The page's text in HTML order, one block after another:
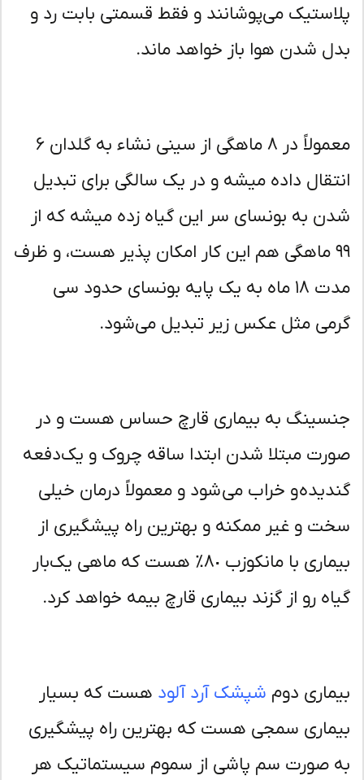
می‌پوشانند و فقط قسمتی بابت رد و
شدن هوا باز خواهد ماند.
معمولاً در ٨ ماهگی از سینی نشاء به گلدان ۶
داده میشه و در یک سالگی برای تبدیل
به بونسای سر این گیاه زده میشه که از
٩٩ ماهگی هم این کار امکان پذیر هست، و ظرف
مدت ١٨ ماه به یک پایه بونسای حدود سی
مثل عکس زیر تبدیل می‌شود.
به بیماری قارچ حساس هست و در
مبتلا شدن ابتدا ساقه چروک و یک‌دفعه
و خراب می شود و معمولاً درمان خیلی
و غیر ممکنه و بهترین راه پیشگیری از
بیماری با مانکوزب ٨٠٪ هست که ماهی یک‌بار
رو از گزند بیماری قارچ بیمه خواهد کرد.
دومشپشک آرد آلودهست که بسیار
سمجی هست که بهترین راه پیشگیری
صورت سم پاشی از سموم سیستماتیک هر